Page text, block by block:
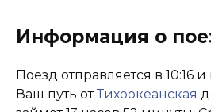
Информация о
Поезд отправляется в 10:16
Ваш путь отТихоокеанская